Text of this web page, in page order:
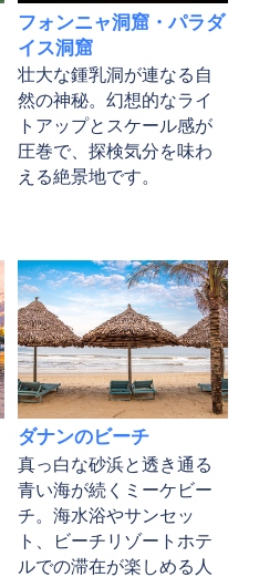
フォンニャ洞窟・パラダ
イス洞窟
壮大な鍾乳洞が連なる自
然の神秘。幻想的なライ
トアップとスケール感が
圧巻で、探検気分を味わ
える絶景地です。
ダナンのビーチ
真っ白な砂浜と透き通る
青い海が続くミーケビー
チ。海水浴やサンセッ
ト、ビーチリゾートホテ
ルでの滞在が楽しめる人